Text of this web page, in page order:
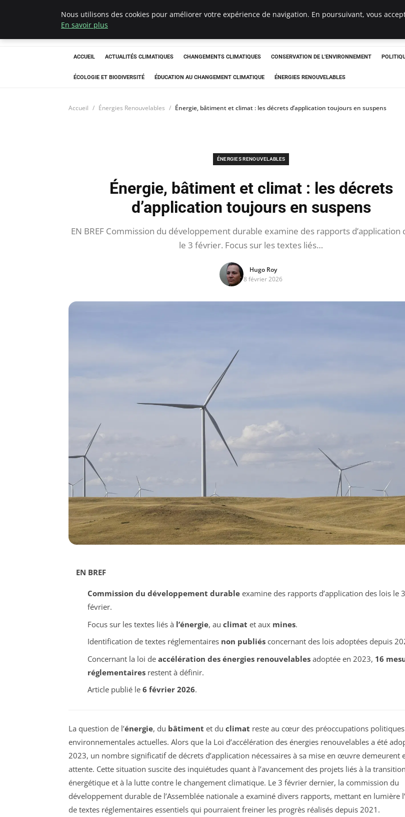
Climatedebtagents
ACCUEIL ACTUALITÉS CLIMATIQUES CHANGEMENTS CLIMATIQUES CONSERVATION DE L'ENVIRONNEMENT
ÉCOLOGIE ET BIODIVERSITÉ ÉDUCATION AU CHANGEMENT CLIMATIQUE ÉNERGIES RENOUVELABLES
Accueil Énergies Renouvelables Énergie, bâtiment et climat : les décrets d’application toujours en suspens
ÉNERGIES RENOUVELABLES
Énergie, bâtiment et climat : les décrets
d’application toujours en suspens
EN BREF Commission du développement durable examine des rapports d’application
le 3 février. Focus sur les textes liés…
Hugo Roy
8 février 2026
EN BREF
Commission du développement durableexamine des rapports d’application des lois le 3
février.
Focus sur les textes liés à l’énergie, au climat et aux mines.
Identification de textes réglementaires non publiésconcernant des lois adoptées depuis
Concernant la loi de accélération des énergies renouvelablesadoptée en 2023, 16
réglementairesrestent à définir.
Article publié le 6 février 2026.
La question de l’énergie, du bâtiment et du climat reste au cœur des préoccupations
environnementales actuelles. Alors que la Loi d’accélération des énergies renouvelables a été
2023, un nombre significatif de décrets d’application nécessaires à sa mise en œuvre demeurent
attente. Cette situation suscite des inquiétudes quant à l’avancement des projets liés à la transition
énergétique et à la lutte contre le changement climatique. Le 3 février dernier, la commission du
développement durable de l’Assemblée nationale a examiné divers rapports, mettant en lumière
de textes réglementaires essentiels qui pourraient freiner les progrès réalisés depuis 2021.
Nous utilisons des cookies pour améliorer votre expérience de navigation. En poursuivant, vous
En savoir plus